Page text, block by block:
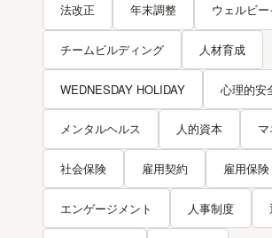
法改正 年末調整 ウェルビ
チームビルディング 人材育成
WEDNESDAY HOLIDAY 心理的安
メンタルヘルス 人的資本
社会保険 雇用契約 雇用保険
エンゲージメント 人事制度